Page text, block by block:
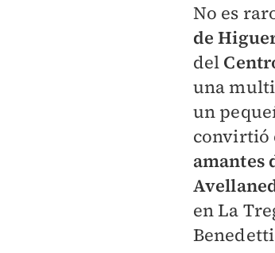
No es
de
del
una
un
amantes
en La